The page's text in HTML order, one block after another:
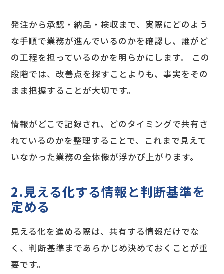
発注から承認・納品・検収まで、実際にどのよう
な手順で業務が進んでいるのかを確認し、誰がど
の工程を担っているのかを明らかにします。 この
段階では、改善点を探すことよりも、事実をその
まま把握することが大切です。
情報がどこで記録され、どのタイミングで共有さ
れているのかを整理することで、これまで見えて
いなかった業務の全体像が浮かび上がります。
2.見える化する情報と判断基準を
定める
見える化を進める際は、共有する情報だけでな
く、判断基準まであらかじめ決めておくことが重
要です。